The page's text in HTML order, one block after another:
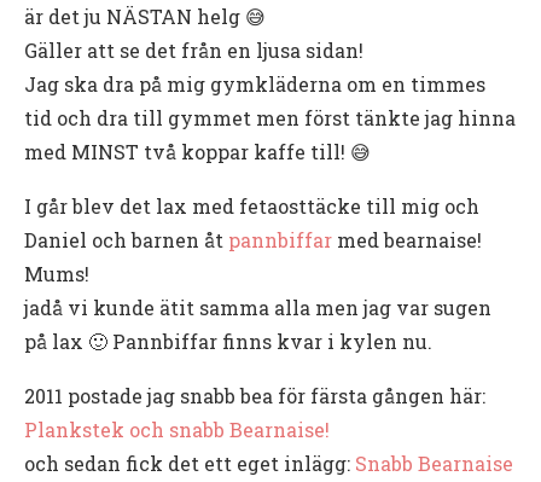
är det ju NÄSTAN helg 😅
Gäller att se det från en ljusa sidan!
Jag ska dra på mig gymkläderna om en timmes
tid och dra till gymmet men först tänkte jag hinna
med MINST två koppar kaffe till! 😅
I går blev det lax med fetaosttäcke till mig och
Daniel och barnen åt pannbiffar med bearnaise!
Mums!
jadå vi kunde ätit samma alla men jag var sugen
på lax 🙂 Pannbiffar finns kvar i kylen nu.
2011 postade jag snabb bea för färsta gången här:
Plankstek och snabb Bearnaise!
och sedan fick det ett eget inlägg: Snabb Bearnaise